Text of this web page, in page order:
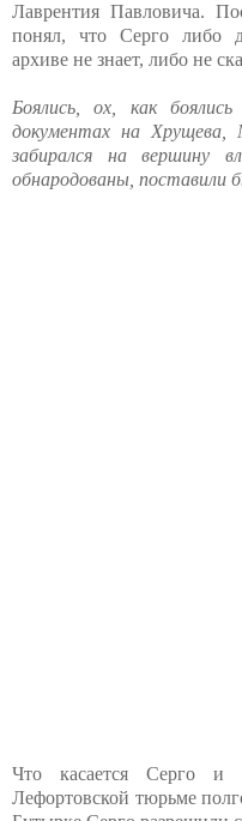
Лаврентия Павловича.
понял, что Серго либо
архиве не знает, либо не
Боялись, ох, как
документах на Хрущева,
забирался на вершину
обнародованы, поставили
Что касается Серго
Лефортовской тюрьме